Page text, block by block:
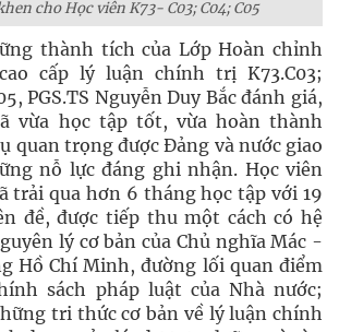
cho Học viên K73- C03; C04; C05
thành tích của Lớp Hoàn chỉnh
cấp lý luận chính trị K73.C03;
PGS.TS Nguyễn Duy Bắc đánh giá,
vừa học tập tốt, vừa hoàn thành
quan trọng được Đảng và nước giao
nỗ lực đáng ghi nhận. Học viên
trải qua hơn 6 tháng học tập với 19
đề, được tiếp thu một cách có hệ
lý cơ bản của Chủ nghĩa Mác -
Hồ Chí Minh, đường lối quan điểm
sách pháp luật của Nhà nước;
tri thức cơ bản về lý luận chính